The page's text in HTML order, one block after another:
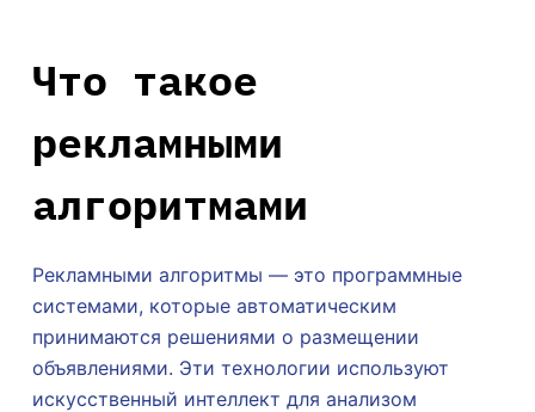
Что такое
рекламными
алгоритмами
Рекламными алгоритмы — это программные
системами, которые автоматическим
принимаются решениями о размещении
объявлениями. Эти технологии используют
искусственный интеллект для анализом